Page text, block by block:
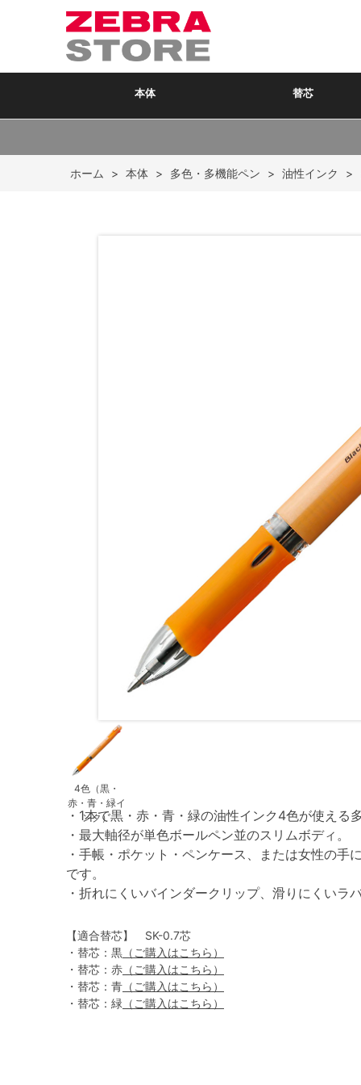
本体 替芯
ホーム > 本体 > 多色・多機能ペン > 油性インク >
4色（黒・
赤・青・緑イ
ンク）
・1本で黒・赤・青・緑の油性インク4色が使える
・最大軸径が単色ボールペン並のスリムボディ。
・手帳・ポケット・ペンケース、または女性の手
です。
・折れにくいバインダークリップ、滑りにくいラ
【適合替芯】 SK-0.7芯
・替芯：黒 （ご購入はこちら）
・替芯：赤 （ご購入はこちら）
・替芯：青 （ご購入はこちら）
・替芯：緑 （ご購入はこちら）